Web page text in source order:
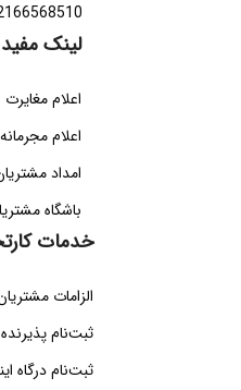
لینک مفید
اعلام مغایرت
اعلام مجرمانه
امداد
باشگاه
خدمات
الزامات
ثبت‌نام
ثبت‌نام درگاه